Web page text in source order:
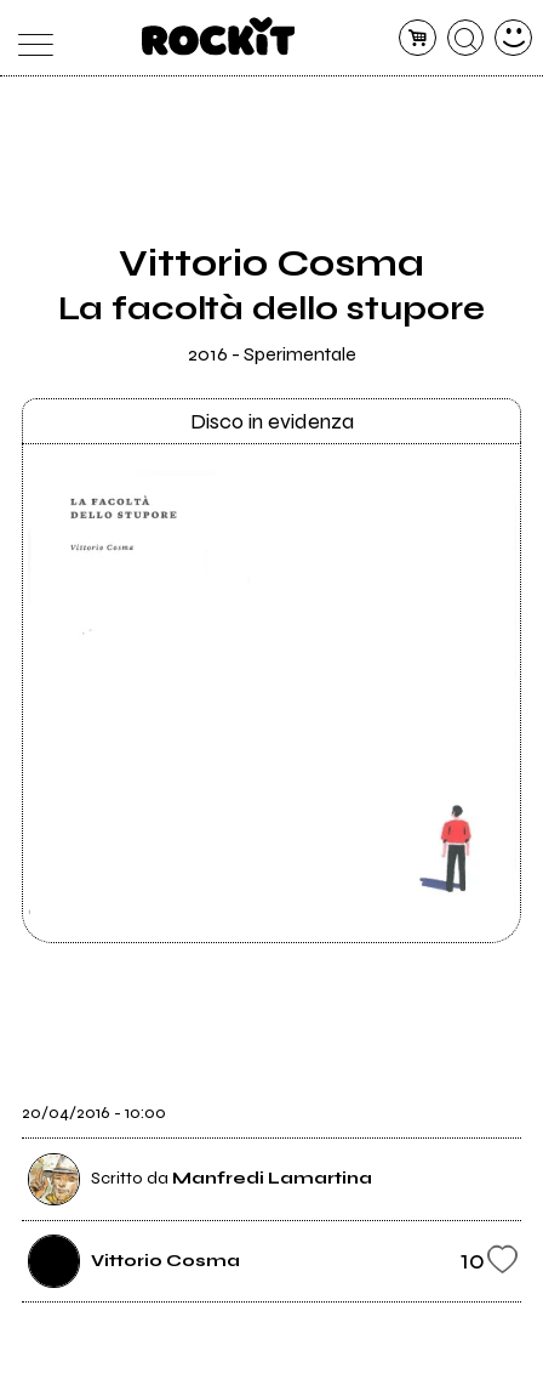
SHOP
RADIO
Vittorio Cosma
La facoltà dello stupore
2016 - Sperimentale
Disco in evidenza
20/04/2016 - 10:00
Scritto da Manfredi Lamartina
Vittorio Cosma 10